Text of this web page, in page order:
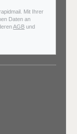
Mit Ihrer
Daten an
AGB und